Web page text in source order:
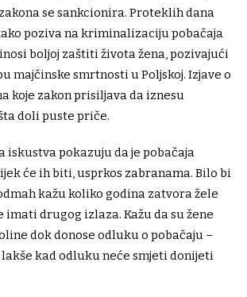
zakona se sankcionira. Proteklih dana
poziva na kriminalizaciju pobačaja
boljoj zaštiti života žena, pozivajući
majčinske smrtnosti u Poljskoj. Izjave o
koje zakon prisiljava da iznesu
doli puste priče.
iskustva pokazuju da je pobačaja
će ih biti, usprkos zabranama. Bilo bi
kažu koliko godina zatvora žele
imati drugog izlaza. Kažu da su žene
dok donose odluku o pobačaju –
kad odluku neće smjeti donijeti